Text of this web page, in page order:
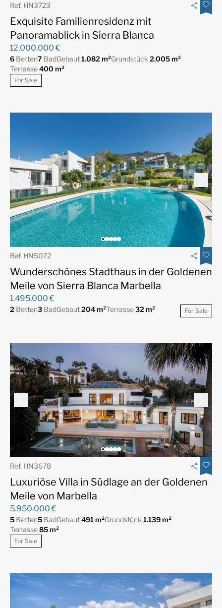
Ref. HN3723
Exquisite Familienresidenz mit
Panoramablick in Sierra Blanca
12.000.000 €
6 Betten7 BadGebaut1.082 m²Grundstück 2.005 m²
Terrasse400 m²
For Sale
Ref. HN5072
Wunderschönes Stadthaus in der Goldenen
Meile von Sierra Blanca Marbella
1.495.000 €
2 Betten3 BadGebaut204 m²Terrasse32 m² For Sale
Ref. HN3678
Luxuriöse Villa in Südlage an der Goldenen
Meile von Marbella
5.950.000 €
5 Betten5 BadGebaut491 m²Grundstück 1.139 m²
Terrasse85 m²
For Sale